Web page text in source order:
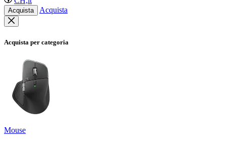
Acquista Acquista
Acquista per categoria
Mouse